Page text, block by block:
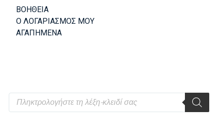
ΒΟΗΘΕΙΑ
Ο ΛΟΓΑΡΙΑΣΜΟΣ ΜΟΥ
ΑΓΑΠΗΜΕΝΑ